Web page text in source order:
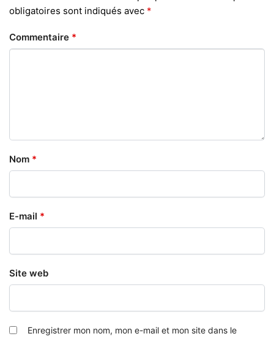
obligatoires sont indiqués avec *
Commentaire *
Nom *
E-mail *
Site web
Enregistrer mon nom, mon e-mail et mon site dans le